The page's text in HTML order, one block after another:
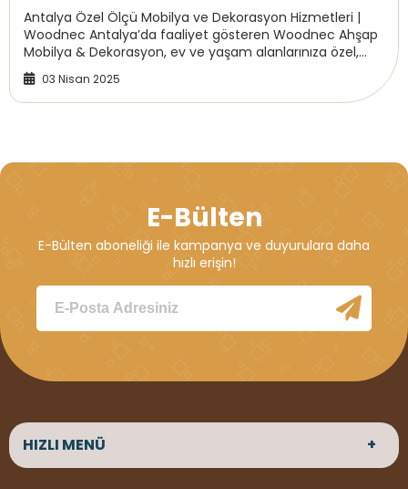
Hizmetleri | Woodnec
Antalya Özel Ölçü Mobilya ve Dekorasyon Hizmetleri |
Woodnec Antalya’da faaliyet gösteren Woodnec Ahşap
Mobilya & Dekorasyon, ev ve yaşam alanlarınıza özel,
yüksek kaliteli özel ölçü mobilya üreti...
03 Nisan 2025
E-Bülten
E-Bülten aboneliği ile kampanya ve duyurulara daha
hızlı erişin!
HIZLI MENÜ